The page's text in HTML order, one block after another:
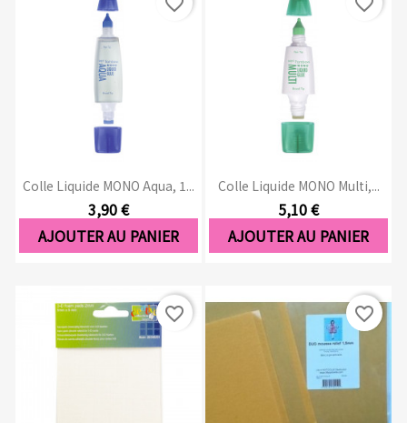
Colle Liquide MONO Aqua, 1...
3,90 €
AJOUTER AU PANIER
Colle Liquide MONO Multi,...
5,10 €
AJOUTER AU PANIER
favorite_border favorite_border